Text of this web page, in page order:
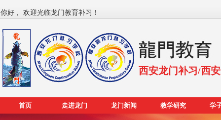
你好， 欢迎光临龙门教育补习！
西安龙门补习/西
首页 走进龙门 龙门新闻 教学研究 学